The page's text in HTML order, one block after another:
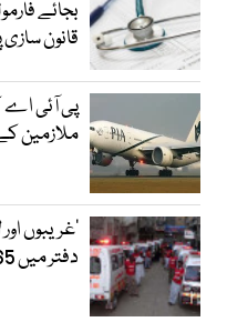
بجائے
قانون سازی
پی آئی اے
ملازمین
’غریبوں
دفتر میں 65 لاکھ روپے کی ڈکیتی